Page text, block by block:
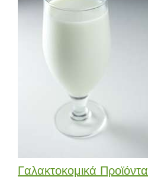
Γαλακτοκομικά Προϊόντα